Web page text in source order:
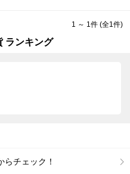
1 ～ 1件 (全1件)
ランキング
らチェック！